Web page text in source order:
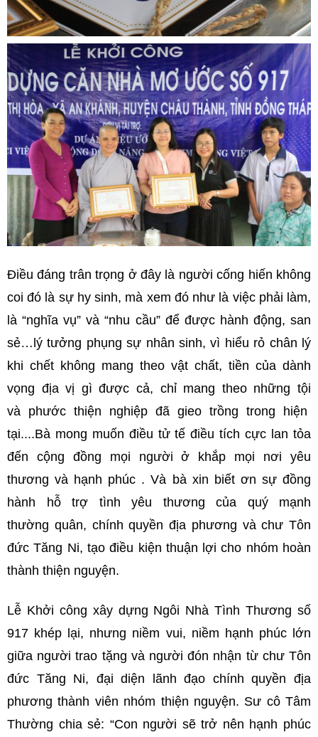
Điều đáng trân trọng ở đây là người cống hiến không
coi đó là sự hy sinh, mà xem đó như là việc phải làm,
là “nghĩa vụ” và “nhu cầu” để được hành động, san
sẻ…lý tưởng phụng sự nhân sinh, vì hiểu rỏ chân lý
khi chết không mang theo vật chất, tiền của dành
vọng địa vị gì được cả, chỉ mang theo những tội
và phước thiện nghiệp đã gieo trồng trong hiện
tại....Bà mong muốn điều tử tế điều tích cực lan tỏa
đến cộng đồng mọi người ở khắp mọi nơi yêu
thương và hạnh phúc . Và bà xin biết ơn sự đồng
hành hỗ trợ tình yêu thương của quý mạnh
thường quân, chính quyền địa phương và chư Tôn
đức Tăng Ni, tạo điều kiện thuận lợi cho nhóm hoàn
thành thiện nguyện.
Lễ Khởi công xây dựng Ngôi Nhà Tình Thương số
917 khép lại, nhưng niềm vui, niềm hạnh phúc lớn
giữa người trao tặng và người đón nhận từ chư Tôn
đức Tăng Ni, đại diện lãnh đạo chính quyền địa
phương thành viên nhóm thiện nguyện. Sư cô Tâm
Thường chia sẻ: “Con người sẽ trở nên hạnh phúc